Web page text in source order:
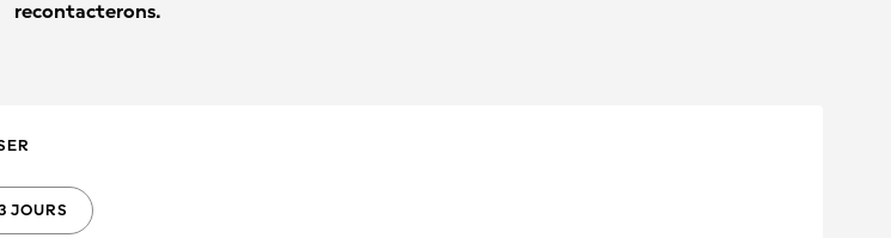
recontacterons.
JOURS